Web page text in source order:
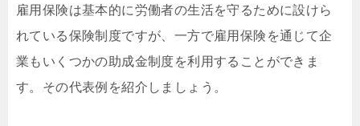
雇用保険は基本的に労働者の生活を守るために設けら
れている保険制度ですが、一方で雇用保険を通じて企
業もいくつかの助成金制度を利用することができま
す。その代表例を紹介しましょう。